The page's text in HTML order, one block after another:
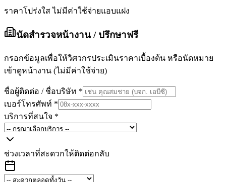
ราคาโปร่งใส ไม่มีค่าใช้จ่ายแอบแฝง
นัดสำรวจหน้างาน / ปรึกษาฟรี
กรอกข้อมูลเพื่อให้วิศวกรประเมินราคาเบื้องต้น หรือนัดหมาย
เข้าดูหน้างาน (ไม่มีค่าใช้จ่าย)
ชื่อผู้ติดต่อ / ชื่อบริษัท *
เบอร์โทรศัพท์ *
บริการที่สนใจ *
ช่วงเวลาที่สะดวกให้ติดต่อกลับ